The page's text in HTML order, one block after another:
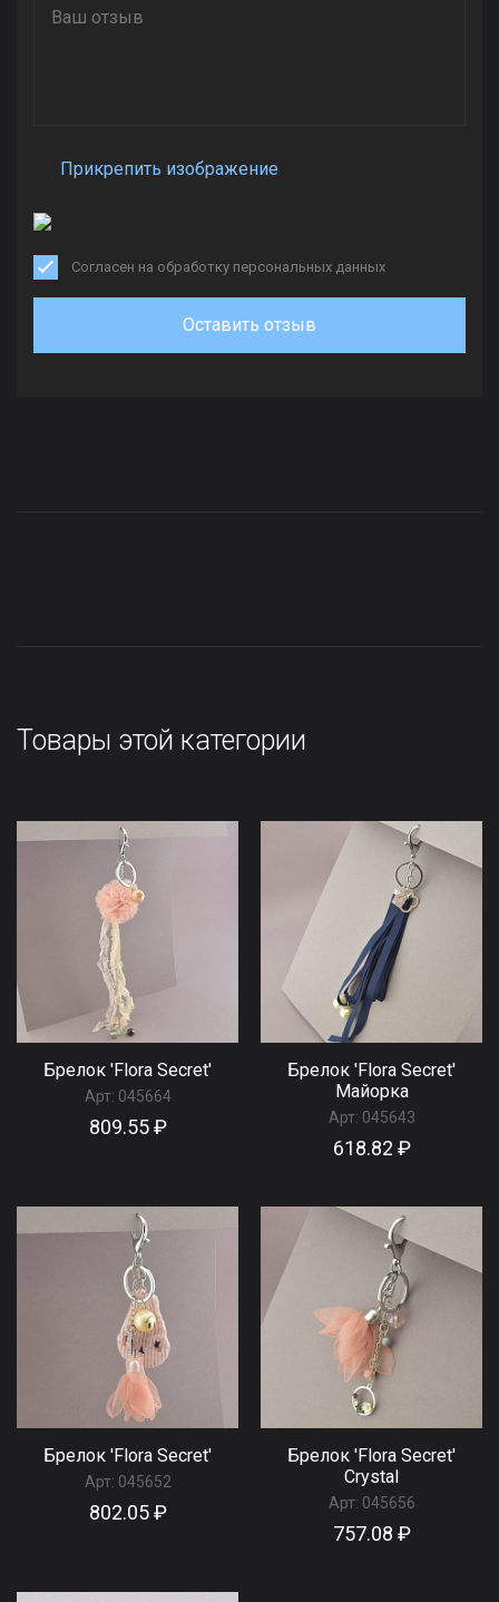
Прикрепить изображение
Согласен на обработку персональных данных
Оставить отзыв
Товары этой категории
Брелок 'Flora Secret'
Арт: 045664
809.55 ₽
Брелок 'Flora Secret'
Майорка
Арт: 045643
618.82 ₽
Брелок 'Flora Secret'
Арт: 045652
802.05 ₽
Брелок 'Flora Secret'
Сrystal
Арт: 045656
757.08 ₽